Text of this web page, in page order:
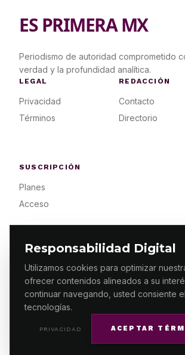
Responsabilidad Digital
Utilizamos cookies para optimizar
ofrecer contenidos alineados a su
continuar navegando, usted consiente
tecnologías.
PRIVACIDAD ACEPTAR
ES PRIMERA MX
Periodismo de autoridad comprometido
verdad y la profundidad analítica.
LEGAL
Privacidad
Términos
REDACCIÓN
Contacto
Directorio
SUSCRIPCIÓN
Planes
Acceso
© 2026 ES PRIMERA MX. ALGUNOS
RESERVADOS / DESIGNMAKING.MX